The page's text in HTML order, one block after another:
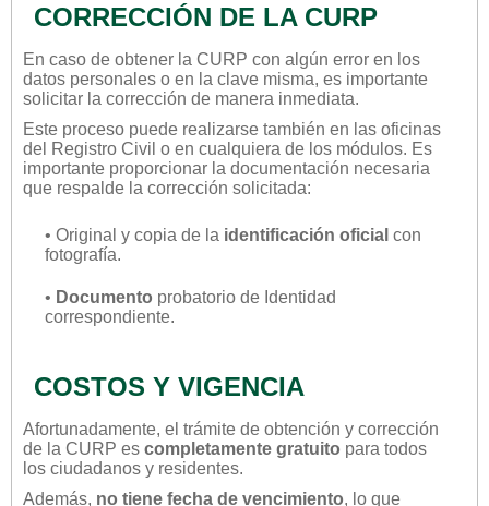
CORRECCIÓN DE LA CURP
En caso de obtener la CURP con algún error en los
datos personales o en la clave misma, es importante
solicitar la corrección de manera inmediata.
Este proceso puede realizarse también en las oficinas
del Registro Civil o en cualquiera de los módulos. Es
importante proporcionar la documentación necesaria
que respalde la corrección solicitada:
• Original y copia de la identificación oficial con
fotografía.
• Documento probatorio de Identidad
correspondiente.
COSTOS Y VIGENCIA
Afortunadamente, el trámite de obtención y corrección
de la CURP es completamente gratuito para todos
los ciudadanos y residentes.
Además, no tiene fecha de vencimiento, lo que